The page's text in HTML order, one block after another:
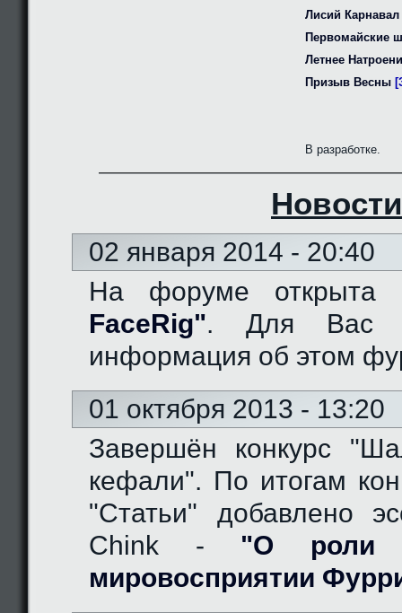
Лисий Карнавал
Первомайские
Летнее
Призыв Весны
В разработке.
02 января 2014 - 20:40
На форуме
FaceRig". Для Вас
информация об этом
01 октября 2013 - 13:20
Завершён конкурс
кефали". По итогам
"Статьи" добавлено
Chink - "О роли
мировосприятии